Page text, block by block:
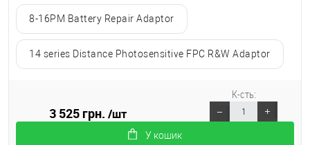
8-16PM Battery Repair Adaptor
14 series Distance Photosensitive FPC R&W Adaptor
3 525 грн./шт
У кошик
К-сть: